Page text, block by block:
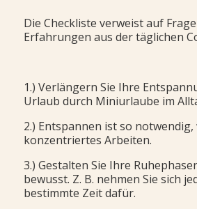
Die Checkliste verweist auf
Erfahrungen aus der täglichen
1.) Verlängern Sie Ihre
Urlaub durch Miniurlaube im
2.) Entspannen ist so notwendig,
konzentriertes Arbeiten.
3.) Gestalten Sie Ihre
bewusst. Z. B. nehmen Sie sich
bestimmte Zeit dafür.